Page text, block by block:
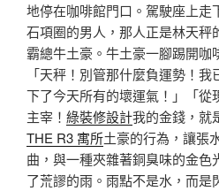
地停在咖啡館門口。駕駛座上走
石項圈的男人，那人正是林天
霸總牛土豪。牛土豪一腳踢開咖
「天秤！別管那什麼負運勢！
下了今天所有的壞運氣！」「從
主宰！ 綠裝修設計我的金錢，就
THE R3 寓所土豪的行為，讓張
曲，與一種夾雜著銅臭味的金色
了荒謬的雨。雨點不是水，而是